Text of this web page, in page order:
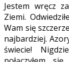
Jestem wręcz
Ziemi.
Wam się
najbardziej.
świecie!